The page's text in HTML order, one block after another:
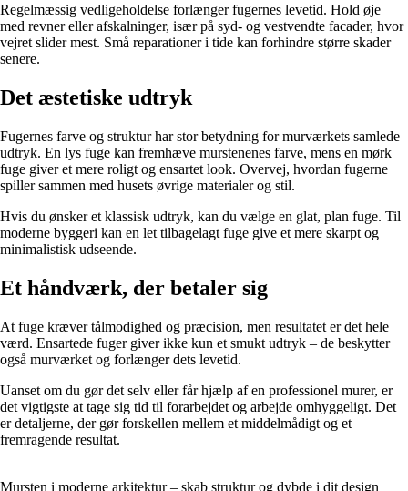
Regelmæssig vedligeholdelse forlænger fugernes levetid. Hold øje
med revner eller afskalninger, især på syd- og vestvendte facader, hvor
vejret slider mest. Små reparationer i tide kan forhindre større skader
senere.
Det æstetiske udtryk
Fugernes farve og struktur har stor betydning for murværkets samlede
udtryk. En lys fuge kan fremhæve murstenenes farve, mens en mørk
fuge giver et mere roligt og ensartet look. Overvej, hvordan fugerne
spiller sammen med husets øvrige materialer og stil.
Hvis du ønsker et klassisk udtryk, kan du vælge en glat, plan fuge. Til
moderne byggeri kan en let tilbagelagt fuge give et mere skarpt og
minimalistisk udseende.
Et håndværk, der betaler sig
At fuge kræver tålmodighed og præcision, men resultatet er det hele
værd. Ensartede fuger giver ikke kun et smukt udtryk – de beskytter
også murværket og forlænger dets levetid.
Uanset om du gør det selv eller får hjælp af en professionel murer, er
det vigtigste at tage sig tid til forarbejdet og arbejde omhyggeligt. Det
er detaljerne, der gør forskellen mellem et middelmådigt og et
fremragende resultat.
Mursten i moderne arkitektur – skab struktur og dybde i dit design